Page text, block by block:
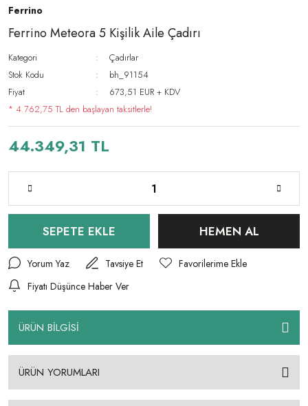
Ferrino
Ferrino Meteora 5 Kişilik Aile Çadırı
Kategori
Çadırlar
Stok Kodu
bh_91154
Fiyat
673,51 EUR + KDV
* 4.762,75 TL den başlayan taksitlerle!
44.349,31 TL
SEPETE EKLE HEMEN AL
Yorum Yaz
Tavsiye Et
Fiyatı Düşünce Haber Ver
ÜRÜN BİLGİSİ
ÜRÜN YORUMLARI